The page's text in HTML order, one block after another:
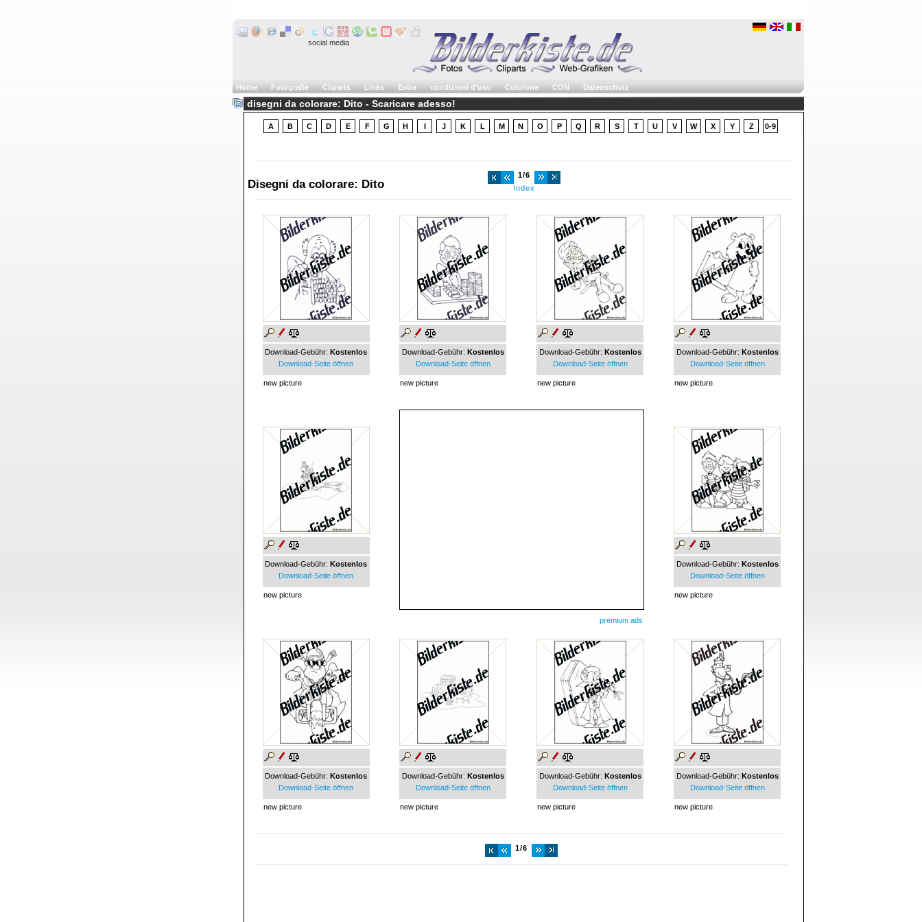
social media
Home Fotografie Cliparts Links Extra condizioni d'uso Colofone CON Datenschutz
disegni da colorare: Dito - Scaricare adesso!
A B C D E F G H I J K L M N O P Q R S T U V W X Y Z 0-9
Disegni da colorare: Dito
1/6
Index
Download-Gebühr: Kostenlos
Download-Seite öffnen
new picture
Download-Gebühr: Kostenlos
Download-Seite öffnen
new picture
Download-Gebühr: Kostenlos
Download-Seite öffnen
new picture
Download-Gebühr: Kostenlos
Download-Seite öffnen
new picture
Download-Gebühr: Kostenlos
Download-Seite öffnen
new picture
premium ads
Download-Gebühr: Kostenlos
Download-Seite öffnen
new picture
Download-Gebühr: Kostenlos
Download-Seite öffnen
new picture
Download-Gebühr: Kostenlos
Download-Seite öffnen
new picture
Download-Gebühr: Kostenlos
Download-Seite öffnen
new picture
Download-Gebühr: Kostenlos
Download-Seite öffnen
new picture
1/6